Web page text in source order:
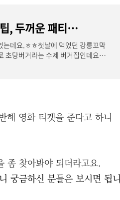
강릉 초당버거 내돈내산 후기와 꿀팁, 두꺼운 패티가 맛있는 수제 버거 맛집 추천!
데요.ㅎㅎ첫날에 먹었던 강릉꼬막
초당버거라는 수제 버거집인데요.
해 영화 티켓을 준다고 하니
좀 찾아봐야 되더라고요.
궁금하신 분들은 보시면 됩니